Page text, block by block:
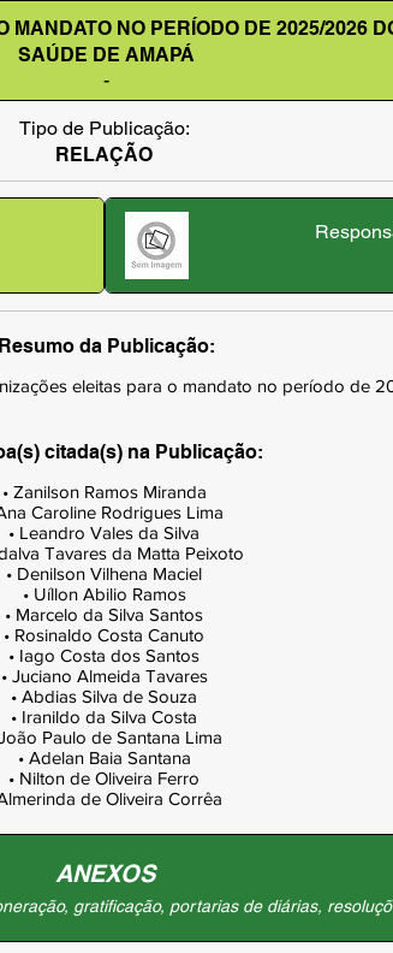
NO PERÍODO DE 2025/2026
SAÚDE DE AMAPÁ
-
Tipo de Publicação:
RELAÇÃO
Resumo da Publicação:
eleitas para o mandato no período de
citada(s) na Publicação:
• Zanilson Ramos Miranda
Caroline Rodrigues Lima
• Leandro Vales da Silva
Tavares da Matta Peixoto
• Denilson Vilhena Maciel
• Uíllon Abilio Ramos
• Marcelo da Silva Santos
• Rosinaldo Costa Canuto
• Iago Costa dos Santos
• Juciano Almeida Tavares
• Abdias Silva de Souza
• Iranildo da Silva Costa
Paulo de Santana Lima
• Adelan Baia Santana
• Nilton de Oliveira Ferro
de Oliveira Corrêa
ANEXOS
gratificação, portarias de diárias,